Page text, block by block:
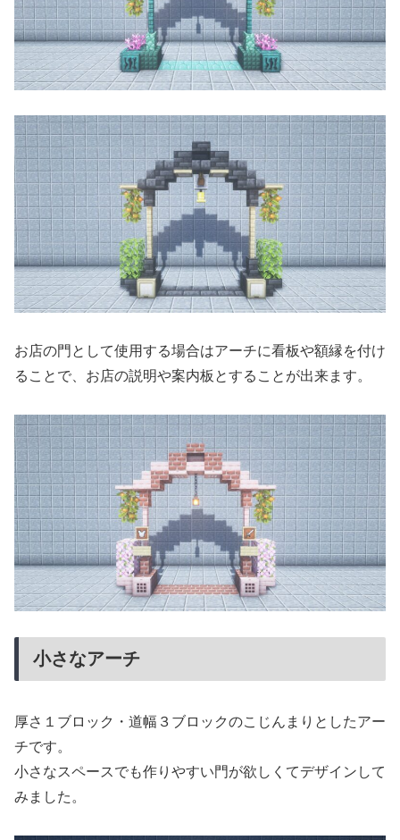
お店の門として使用する場合はアーチに看板や額縁を付け
ることで、お店の説明や案内板とすることが出来ます。
小さなアーチ
厚さ１ブロック・道幅３ブロックのこじんまりとしたアー
チです。
小さなスペースでも作りやすい門が欲しくてデザインして
みました。